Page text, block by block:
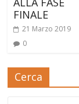
FINALE
21 Marzo 2019
0
Cerca